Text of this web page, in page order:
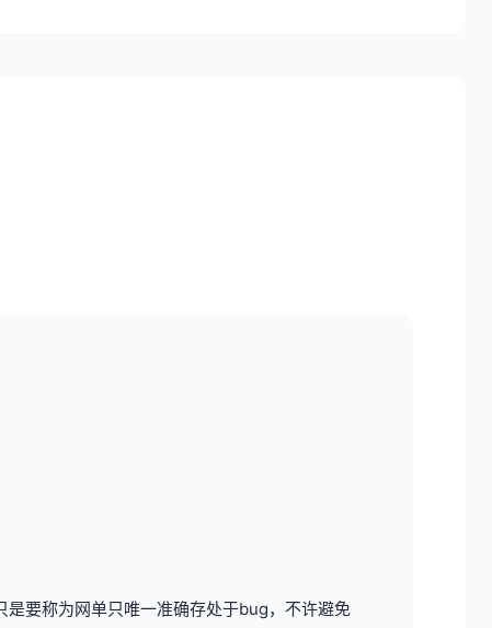
要称为网单只唯一准确存处于bug，不许避免